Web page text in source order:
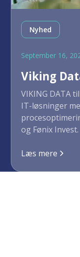
Nyhed
September 16,
Viking
VIKING DATA
IT-løsninger
og Fønix Invest.
Læs mere